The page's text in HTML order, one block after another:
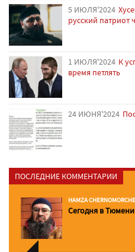
5 ИЮЛЯ'2024
русский патриот
1 ИЮЛЯ'2024 К
время петлять
24 ИЮНЯ'2024
ПОСЛЕДНИЕ КОММЕНТАРИИ
HAMZA
Сегодня в